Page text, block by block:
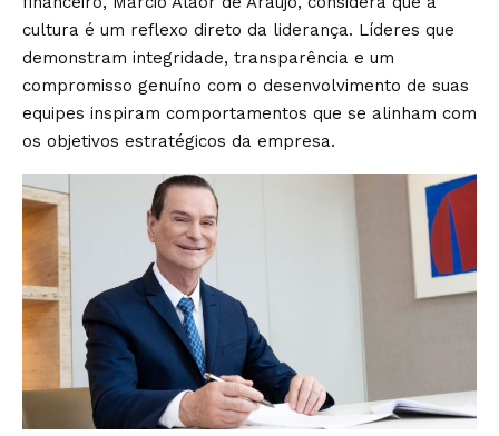
cultura é um reflexo direto da liderança. Líderes que
demonstram integridade, transparência e um
compromisso genuíno com o desenvolvimento de suas
equipes inspiram comportamentos que se alinham com
os objetivos estratégicos da empresa.